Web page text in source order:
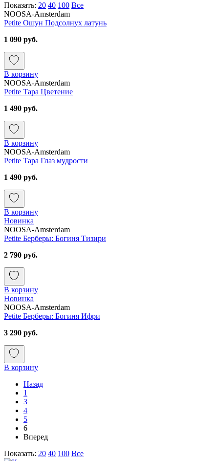
Показать: 20 40 100 Все
NOOSA-Amsterdam
Petite Ошун Подсолнух латунь
1 090 руб.
В корзину
NOOSA-Amsterdam
Petite Тара Цветение
1 490 руб.
В корзину
NOOSA-Amsterdam
Petite Тара Глаз мудрости
1 490 руб.
В корзину
Новинка
NOOSA-Amsterdam
Petite Берберы: Богиня Тизири
2 790 руб.
В корзину
Новинка
NOOSA-Amsterdam
Petite Берберы: Богиня Ифри
3 290 руб.
В корзину
Назад
1
3
4
5
6
Вперед
Показать: 20 40 100 Все